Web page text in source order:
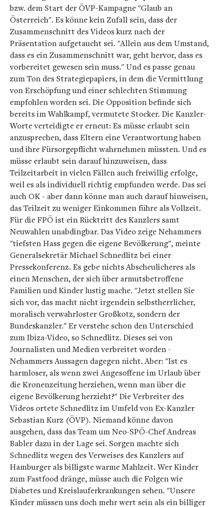
bzw. dem Start der ÖVP-Kampagne "Glaub an
Österreich". Es könne kein Zufall sein, dass der
Zusammenschnitt des Videos kurz nach der
Präsentation aufgetaucht sei. "Allein aus dem Umstand,
dass es ein Zusammenschnitt war, geht hervor, dass es
vorbereitet gewesen sein muss." Und es passe genau
zum Ton des Strategiepapiers, in dem die Vermittlung
von Erschöpfung und einer schlechten Stimmung
empfohlen worden sei. Die Opposition befinde sich
bereits im Wahlkampf, vermutete Stocker. Die Kanzler-
Worte verteidigte er erneut: Es müsse erlaubt sein
anzusprechen, dass Eltern eine Verantwortung haben
und ihre Fürsorgepflicht wahrnehmen müssten. Und es
müsse erlaubt sein darauf hinzuweisen, dass
Teilzeitarbeit in vielen Fällen auch freiwillig erfolge,
weil es als individuell richtig empfunden werde. Das sei
auch OK - aber dann könne man auch darauf hinweisen,
das Teilzeit zu weniger Einkommen führe als Vollzeit.
Für die FPÖ ist ein Rücktritt des Kanzlers samt
Neuwahlen unabdingbar. Das Video zeige Nehammers
"tiefsten Hass gegen die eigene Bevölkerung", meinte
Generalsekretär Michael Schnedlitz bei einer
Pressekonferenz. Es gebe nichts Abscheulicheres als
einen Menschen, der sich über armutsbetroffene
Familien und Kinder lustig mache. "Jetzt stellen Sie
sich vor, das macht nicht irgendein selbstherrlicher,
moralisch verwahrloster Großkotz, sondern der
Bundeskanzler." Er verstehe schon den Unterschied
zum Ibiza-Video, so Schnedlitz. Dieses sei von
Journalisten und Medien verbreitet worden -
Nehammers Aussagen dagegen nicht. Aber: "Ist es
harmloser, als wenn zwei Angesoffene im Urlaub über
die Kronenzeitung herziehen, wenn man über die
eigene Bevölkerung herzieht?" Die Verbreiter des
Videos ortete Schnedlitz im Umfeld von Ex-Kanzler
Sebastian Kurz (ÖVP). Niemand könne davon
ausgehen, dass das Team um Neo-SPÖ-Chef Andreas
Babler dazu in der Lage sei. Sorgen machte sich
Schnedlitz wegen des Verweises des Kanzlers auf
Hamburger als billigste warme Mahlzeit. Wer Kinder
zum Fastfood dränge, müsse auch die Folgen wie
Diabetes und Kreislauferkrankungen sehen. "Unsere
Kinder müssen uns doch mehr wert sein als ein billiger